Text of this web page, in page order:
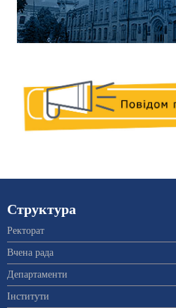
Структура
Ректорат
Вчена рада
Департаменти
Інститути